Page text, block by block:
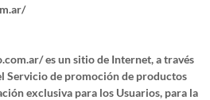
es un sitio de Internet, a través
Servicio de promoción de productos
exclusiva para los Usuarios, para la